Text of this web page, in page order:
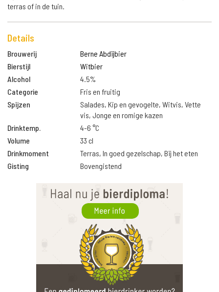
terras of in de tuin.
Details
Brouwerij
Berne Abdijbier
Bierstijl
Witbier
Alcohol
4.5%
Categorie
Fris en fruitig
Spijzen
Salades, Kip en gevogelte, Witvis, Vette
vis, Jonge en romige kazen
Drinktemp.
4-6 °C
Volume
33 cl
Drinkmoment
Terras, In goed gezelschap, Bij het eten
Gisting
Bovengistend